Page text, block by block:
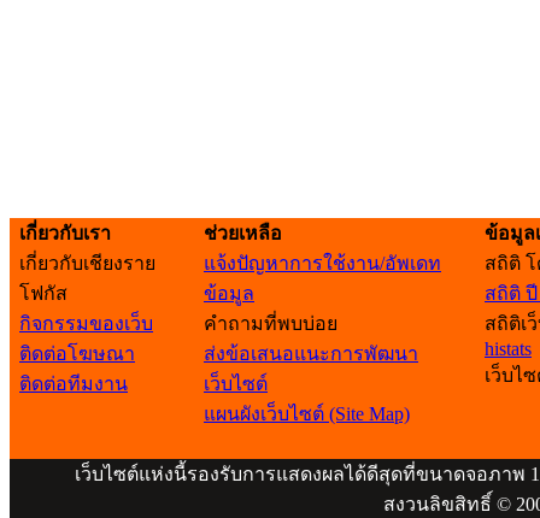
เกี่ยวกับเรา
เกี่ยวกับเชียงราย
โฟกัส
กิจกรรมของเว็บ
ติดต่อโฆษณา
ติดต่อทีมงาน
ช่วยเหลือ
แจ้งปัญหาการใช้งาน/อัพเดท
ข้อมูล
คำถามที่พบบ่อย
ส่งข้อเสนอแนะการพัฒนา
เว็บไซต์
แผนผังเว็บไซต์ (Site Map)
ข้อมูล
สถิติ โ
สถิติ ปี
สถิติเ
histats
เว็บไ
เว็บไซต์แห่งนี้รองรับการแสดงผลได้ดีสุดที่ขนาดจอภาพ
สงวนลิขสิทธิ์ ©